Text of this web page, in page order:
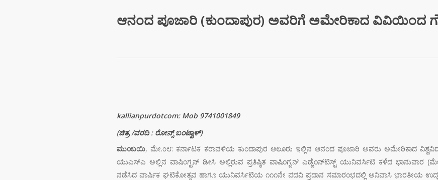
ಆನಂದ ಪೂಜಾರಿ (ಕುಂದಾಪುರ) ಅವರಿಗೆ ಅಮೇರಿಕಾದ ವಿವಿಯಿಂದ
kallianpurdotcom: Mob 9741001849
(ಚಿತ್ರ/ವರದಿ: ರೋನ್ಸ್ ಬಂಟ್ವಾಳ್)
ಮುಂಬಯಿ, ಮೇ.೦೮: ಕರ್ನಾಟಕ ಕರಾವಳಿಯ ಕುಂದಾಪುರ ಆಲೂರು ಇಲ್ಲಿನ ಆನಂದ ಪೂಜಾರಿ ಅವರು ಅಮೇರಿಕಾದ
ಯುಎಸ್‌ಎ ಅಲ್ಲಿನ ವಾಷಿಂಗ್ಟನ್ ಡೀಸಿ ಅಲ್ಲಿರುವ ಪ್ರತಿಷ್ಠಿತ ವಾಷಿಂಗ್ಟನ್ ಎಡ್ವೆಂನ್‌ಟಿಸ್ಟ್ ಯುನಿವರ್ಸಿಟಿ ಕಳೆದ ಭಾನುವಾರ
ನಡೆಸಿದ ವಾರ್ಷಿಕ ಘಟಿಕೋತ್ಸವ ಹಾಗೂ ಯುನಿವರ್ಸಿಟಿಯ ೧೧೧ನೇ ಪದವಿ ಪ್ರದಾನ ಸಮಾರಂಭದಲ್ಲಿ ಅನಿವಾಸಿ ಭಾರತೀಯ